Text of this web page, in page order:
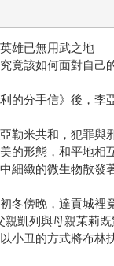
英雄，不過現在不
代人身上，連傷疤
膊，或為了真理拋
過英雄奮鬥的過程
個爛結果。從網路
亞上班不久，便規
莓世代宣言：「
遊街，豪情壯志
熱血，沒有舞台
所以李亞埋著頭繼
什麼，或是紀念些
了第四個工作了，
雄已無用武之地
竟該如何面對自己
的分手信》後，李
勒米共和，犯罪與
的形態，和平地相
細緻的微生物散發
冬傍晚，達貢城裡
凱列與母親茉莉
小丑的方式將布林